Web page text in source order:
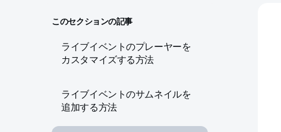
このセクションの記事
ライブイベントのプレーヤーを
カスタマイズする方法
ライブイベントのサムネイルを
追加する方法